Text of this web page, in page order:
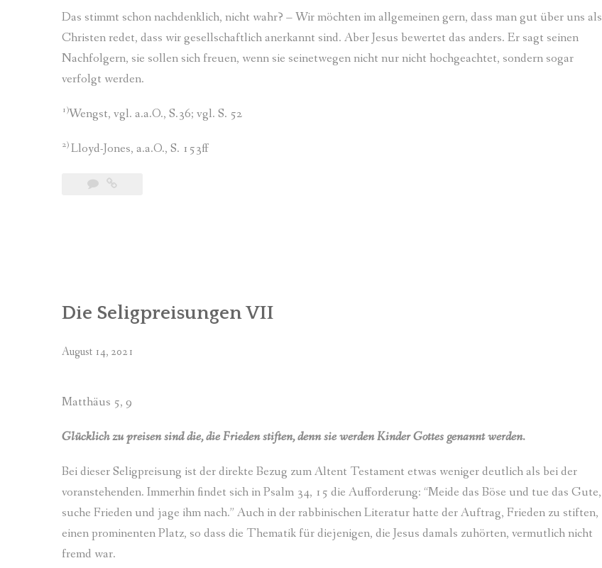
Das stimmt schon nachdenklich, nicht wahr? – Wir möchten im allgemeinen gern, dass man gut über uns als
Christen redet, dass wir gesellschaftlich anerkannt sind. Aber Jesus bewertet das anders. Er sagt seinen
Nachfolgern, sie sollen sich freuen, wenn sie seinetwegen nicht nur nicht hochgeachtet, sondern sogar
verfolgt werden.
1)Wengst, vgl. a.a.O., S.36; vgl. S. 52
2)Lloyd-Jones, a.a.O., S. 153ff
Die Seligpreisungen VII
August 14, 2021
Matthäus 5, 9
Glücklich zu preisen sind die, die Frieden stiften, denn sie werden Kinder Gottes genannt werden.
Bei dieser Seligpreisung ist der direkte Bezug zum Altent Testament etwas weniger deutlich als bei der
voranstehenden. Immerhin findet sich in Psalm 34, 15 die Aufforderung: “Meide das Böse und tue das Gute,
suche Frieden und jage ihm nach.” Auch in der rabbinischen Literatur hatte der Auftrag, Frieden zu stiften,
einen prominenten Platz, so dass die Thematik für diejenigen, die Jesus damals zuhörten, vermutlich nicht
fremd war.